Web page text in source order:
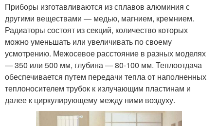
Приборы изготавливаются из сплавов алюминия с
другими веществами — медью, магнием, кремнием.
Радиаторы состоят из секций, количество которых
можно уменьшать или увеличивать по своему
усмотрению. Межосевое расстояние в разных моделях
— 350 или 500 мм, глубина — 80-100 мм. Теплоотдача
обеспечивается путем передачи тепла от наполненных
теплоносителем трубок к излучающим пластинам и
далее к циркулирующему между ними воздуху.